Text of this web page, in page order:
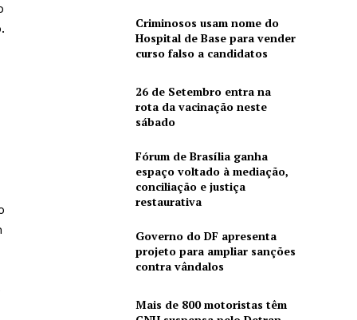
Criminosos usam nome do
Hospital de Base para vender
curso falso a candidatos
26 de Setembro entra na
rota da vacinação neste
sábado
Fórum de Brasília ganha
espaço voltado à mediação,
conciliação e justiça
restaurativa
Governo do DF apresenta
projeto para ampliar sanções
contra vândalos
Mais de 800 motoristas têm